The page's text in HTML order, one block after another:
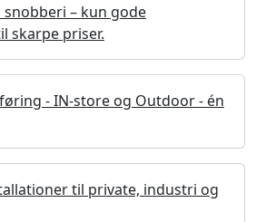
– kun gode
skarpe priser.
- IN-store og Outdoor - én
til private, industri og